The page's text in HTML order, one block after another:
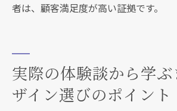
者は、顧客満足度が高い証拠です。
実際の体験談から学
ザイン選びのポイント